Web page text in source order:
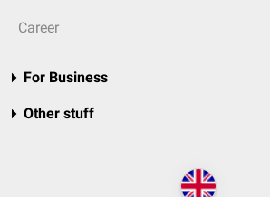
Career
For Business
Other stuff